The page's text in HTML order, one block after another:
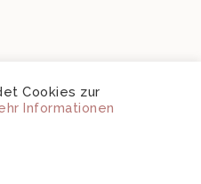
Cookies zur
Informationen